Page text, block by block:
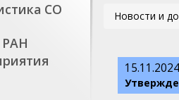
СО
Новости и
15.11.2024